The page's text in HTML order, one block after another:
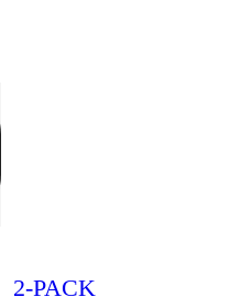
2-PACK